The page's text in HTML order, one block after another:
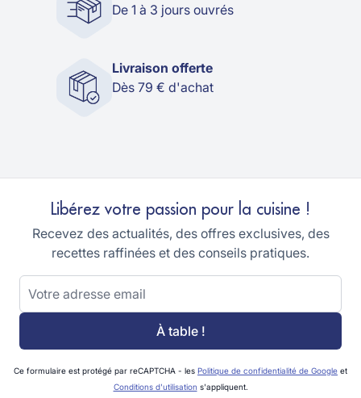
De 1 à 3 jours ouvrés
Livraison offerte
Dès 79 € d'achat
Libérez votre passion pour la cuisine !
Recevez des actualités, des offres exclusives, des
recettes raffinées et des conseils pratiques.
Adresse email
À table !
Ce formulaire est protégé par reCAPTCHA - les Politique de confidentialité de Google et
Conditions d'utilisation s'appliquent.